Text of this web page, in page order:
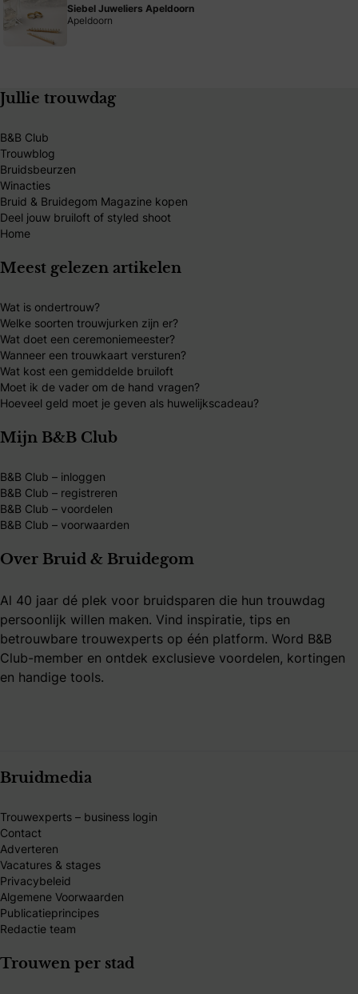
Siebel Juweliers Apeldoorn
Apeldoorn
Jullie trouwdag
B&B Club
Trouwblog
Bruidsbeurzen
Winacties
Bruid & Bruidegom Magazine kopen
Deel jouw bruiloft of styled shoot
Home
Meest gelezen artikelen
Wat is ondertrouw?
Welke soorten trouwjurken zijn er?
Wat doet een ceremoniemeester?
Wanneer een trouwkaart versturen?
Wat kost een gemiddelde bruiloft
Moet ik de vader om de hand vragen?
Hoeveel geld moet je geven als huwelijkscadeau?
Mijn B&B Club
B&B Club – inloggen
B&B Club – registreren
B&B Club – voordelen
B&B Club – voorwaarden
Over Bruid & Bruidegom
Al 40 jaar dé plek voor bruidsparen die hun trouwdag
persoonlijk willen maken. Vind inspiratie, tips en
betrouwbare trouwexperts op één platform. Word B&B
Club-member en ontdek exclusieve voordelen, kortingen
en handige tools.
Bruidmedia
Trouwexperts – business login
Contact
Adverteren
Vacatures & stages
Privacybeleid
Algemene Voorwaarden
Publicatieprincipes
Redactie team
Trouwen per stad